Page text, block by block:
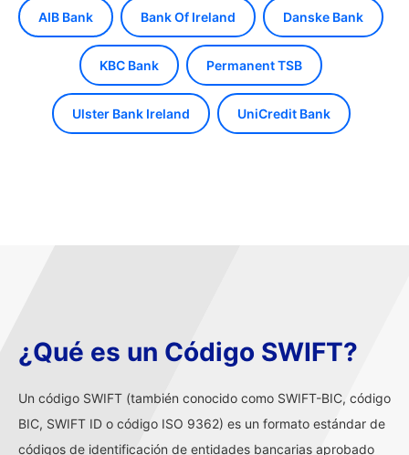
AIB Bank Bank Of Ireland Danske Bank
KBC Bank Permanent TSB
Ulster Bank Ireland UniCredit Bank
¿Qué es un Código SWIFT?
Un código SWIFT (también conocido como SWIFT-BIC, código
BIC, SWIFT ID o código ISO 9362) es un formato estándar de
códigos de identificación de entidades bancarias aprobado